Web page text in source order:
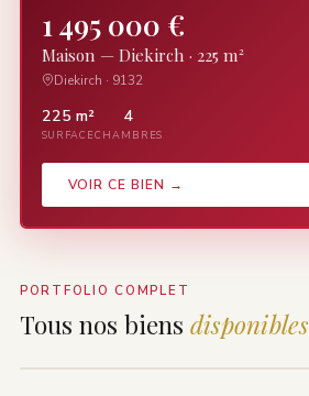
1 495 000 €
Maison — Diekirch · 225 m²
Diekirch · 9132
225 m²
SURFACE
4
CHAMBRES
VOIR CE BIEN →
PORTFOLIO COMPLET
Tous nos biens disponibles